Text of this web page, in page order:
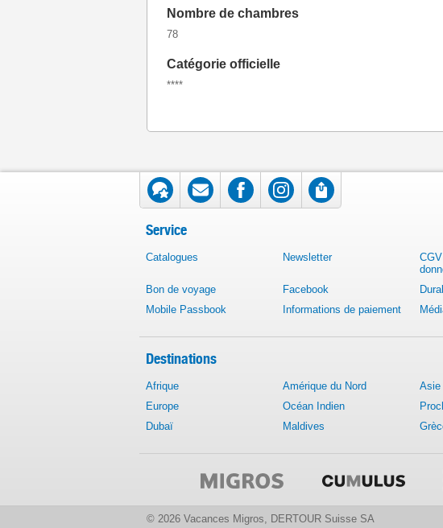
Nombre de chambres
78
Catégorie officielle
****
Service
Catalogues Newsletter
Bon de voyage Facebook
Mobile Passbook
Informations de paiement
Destinations
Afrique Amérique du Nord Asie
Europe
Océan Indien
Dubaï
Maldives
© 2026 Vacances Migros, DERTOUR Suisse SA